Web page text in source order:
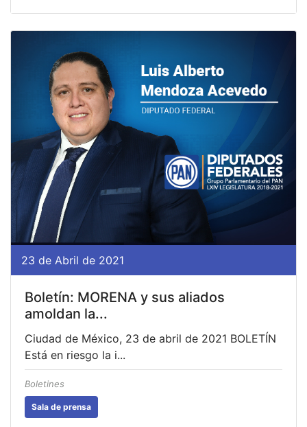
23 de Abril de 2021
Boletín: MORENA y sus aliados
amoldan la...
Ciudad de México, 23 de abril de 2021 BOLETÍN
Está en riesgo la i...
Boletines
Sala de prensa